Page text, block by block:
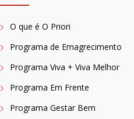
O que é O Priori
Programa de Emagrecimento
Programa Viva + Viva Melhor
Programa Em Frente
Programa Gestar Bem